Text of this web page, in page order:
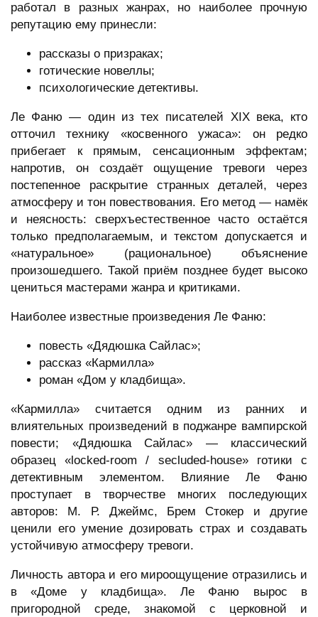
работал в разных жанрах, но наиболее прочную
репутацию ему принесли:
рассказы о призраках;
готические новеллы;
психологические детективы.
Ле Фаню — один из тех писателей XIX века, кто
отточил технику «косвенного ужаса»: он редко
прибегает к прямым, сенсационным эффектам;
напротив, он создаёт ощущение тревоги через
постепенное раскрытие странных деталей, через
атмосферу и тон повествования. Его метод — намёк
и неясность: сверхъестественное часто остаётся
только предполагаемым, и текстом допускается и
«натуральное» (рациональное) объяснение
произошедшего. Такой приём позднее будет высоко
цениться мастерами жанра и критиками.
Наиболее известные произведения Ле Фаню:
повесть «Дядюшка Сайлас»;
рассказ «Кармилла»
роман «Дом у кладбища».
«Кармилла» считается одним из ранних и
влиятельных произведений в поджанре вампирской
повести; «Дядюшка Сайлас» — классический
образец «locked-room / secluded-house» готики с
детективным элементом. Влияние Ле Фаню
проступает в творчестве многих последующих
авторов: М. Р. Джеймс, Брем Стокер и другие
ценили его умение дозировать страх и создавать
устойчивую атмосферу тревоги.
Личность автора и его мироощущение отразились и
в «Доме у кладбища». Ле Фаню вырос в
пригородной среде, знакомой с церковной и